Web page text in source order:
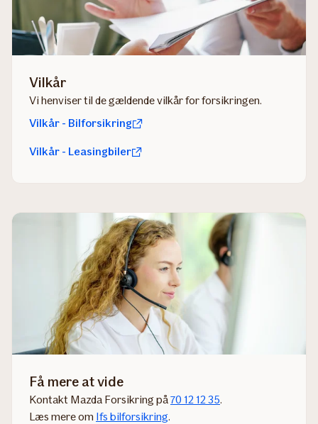
Vilkår
Vi henviser til de gældende vilkår for forsikringen.
Vilkår - Bilforsikring
Vilkår - Leasingbiler
Få mere at vide
Kontakt Mazda Forsikring på70 12 12 35.
Læs mere om Ifs bilforsikring.​​